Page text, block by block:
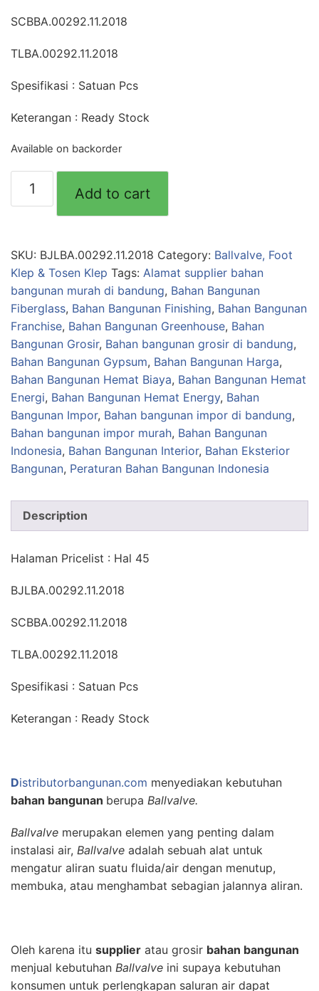
SCBBA.00292.11.2018
TLBA.00292.11.2018
Spesifikasi : Satuan Pcs
Keterangan : Ready Stock
Available on backorder
(45)
quantity
Add to cart
SKU: BJLBA.00292.11.2018 Category: Ballvalve, Foot
Klep & Tosen Klep Tags: Alamat supplier bahan
bangunan murah di bandung, Bahan Bangunan
Fiberglass, Bahan Bangunan Finishing, Bahan Bangunan
Franchise, Bahan Bangunan Greenhouse, Bahan
Bangunan Grosir, Bahan bangunan grosir di bandung,
Bahan Bangunan Gypsum, Bahan Bangunan Harga,
Bahan Bangunan Hemat Biaya, Bahan Bangunan Hemat
Energi, Bahan Bangunan Hemat Energy, Bahan
Bangunan Impor, Bahan bangunan impor di bandung,
Bahan bangunan impor murah, Bahan Bangunan
Indonesia, Bahan Bangunan Interior, Bahan Eksterior
Bangunan, Peraturan Bahan Bangunan Indonesia
Description
Halaman Pricelist : Hal 45
BJLBA.00292.11.2018
SCBBA.00292.11.2018
TLBA.00292.11.2018
Spesifikasi : Satuan Pcs
Keterangan : Ready Stock
Distributorbangunan.com menyediakan kebutuhan
bahan bangunan berupa Ballvalve.
Ballvalve merupakan elemen yang penting dalam
instalasi air, Ballvalve adalah sebuah alat untuk
mengatur aliran suatu fluida/air dengan menutup,
membuka, atau menghambat sebagian jalannya aliran.
Oleh karena itu supplier atau grosir bahan bangunan
menjual kebutuhan Ballvalve ini supaya kebutuhan
konsumen untuk perlengkapan saluran air dapat